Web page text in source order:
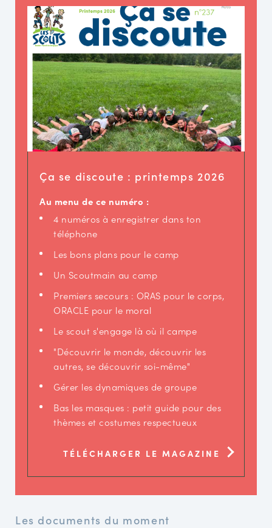
Ça se discoute : printemps 2026
Au menu de ce numéro :
4 numéros à enregistrer dans ton
téléphone
Les bons plans pour le camp
Un Scoutmain au camp
Premiers secours : ORAS pour le corps,
ORACLE pour le moral
Le scout s'engage là où il campe
"Découvrir le monde, découvrir les
autres, se découvrir soi-même"
Gérer les dynamiques de groupe
Bas les masques : petit guide pour des
thèmes et costumes respectueux
TÉLÉCHARGER LE MAGAZINE
Les documents du moment